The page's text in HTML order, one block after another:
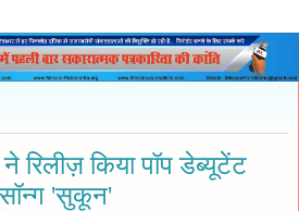
रिलीज़ किया पॉप डेब्यूटेंट
'सुकून'